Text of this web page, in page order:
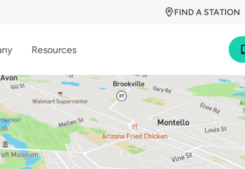
FIND A STATION
Resources